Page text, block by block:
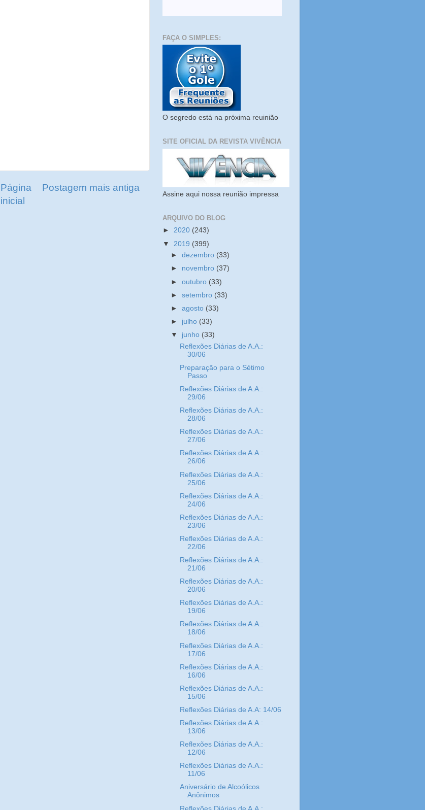
Postagem mais antiga
Página
inicial
FAÇA O SIMPLES:
O segredo está na próxima reuinião
SITE OFICIAL DA REVISTA VIVÊNCIA
Assine aqui nossa reunião impressa
ARQUIVO DO BLOG
► 2020 (243)
▼ 2019 (399)
►dezembro (33)
► novembro (37)
►outubro (33)
►setembro (33)
►agosto (33)
► julho (33)
▼ junho (33)
Reflexões Diárias de A.A.:
30/06
Preparação para o Sétimo
Passo
Reflexões Diárias de A.A.:
29/06
Reflexões Diárias de A.A.:
28/06
Reflexões Diárias de A.A.:
27/06
Reflexões Diárias de A.A.:
26/06
Reflexões Diárias de A.A.:
25/06
Reflexões Diárias de A.A.:
24/06
Reflexões Diárias de A.A.:
23/06
Reflexões Diárias de A.A.:
22/06
Reflexões Diárias de A.A.:
21/06
Reflexões Diárias de A.A.:
20/06
Reflexões Diárias de A.A.:
19/06
Reflexões Diárias de A.A.:
18/06
Reflexões Diárias de A.A.:
17/06
Reflexões Diárias de A.A.:
16/06
Reflexões Diárias de A.A.:
15/06
Reflexões Diárias de A.A: 14/06
Reflexões Diárias de A.A.:
13/06
Reflexões Diárias de A.A.:
12/06
Reflexões Diárias de A.A.:
11/06
Aniversário de Alcoólicos
Anônimos
Reflexões Diárias de A.A.: